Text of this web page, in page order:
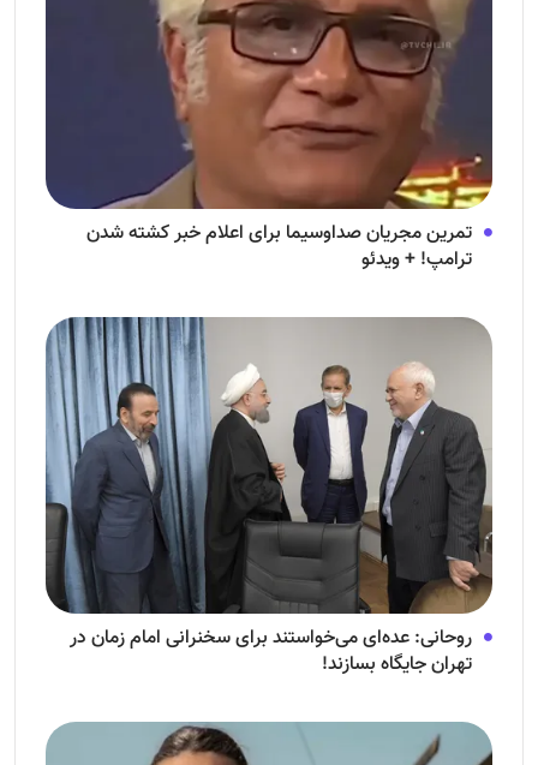
تمرین مجریان صداوسیما برای اعلام خبر کشته شدن
ترامپ! + ویدئو
روحانی: عده‌ای می‌خواستند برای سخنرانی امام زمان در
تهران جایگاه بسازند!